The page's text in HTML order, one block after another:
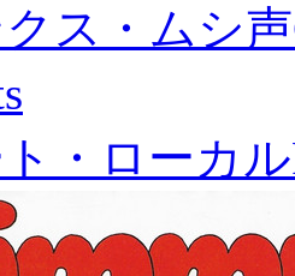
ス・ムシ声
・ローカル